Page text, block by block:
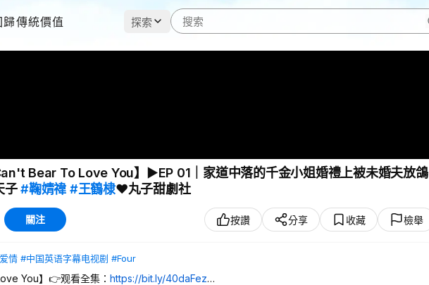
傳統價值 探索
Bear To Love You】▶EP 01｜家道中落的千金小姐婚禮上被未婚夫放鴿
子#鞠婧禕 #王鶴棣❤️丸子甜劇社
關注 按讚 分享 收藏 檢舉
情 #中国英语字幕电视剧 #Four
You】👉观看全集： https://bit.ly/40daFez